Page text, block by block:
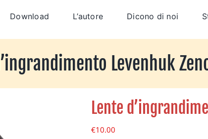
Download L’autore Dicono di noi
Levenhuk
Lente
€10.00